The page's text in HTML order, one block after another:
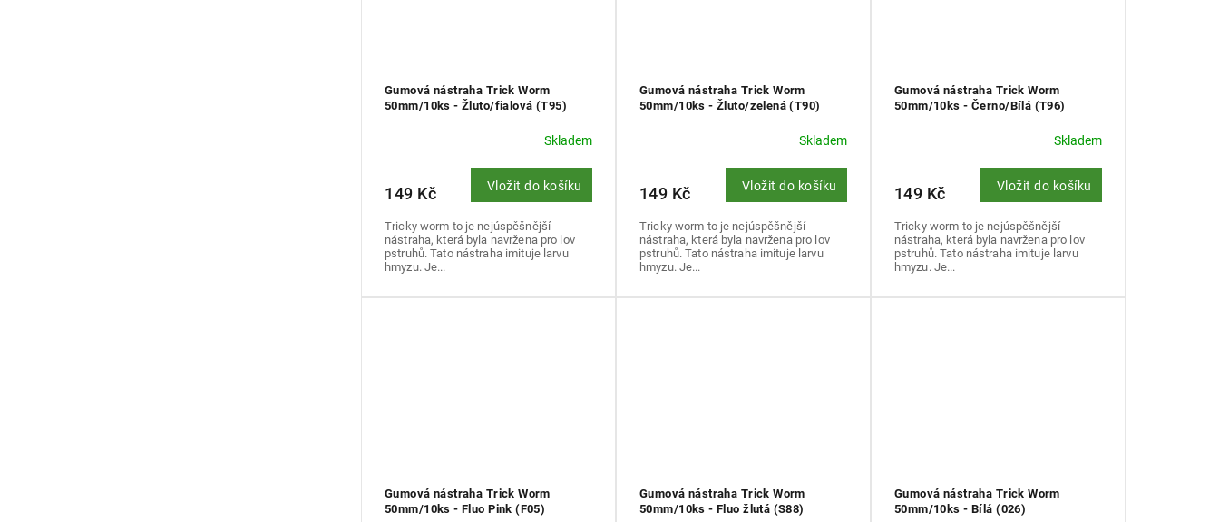
Gumová nástraha Trick Worm
50mm/10ks - Žluto/fialová (T95)
Skladem
149 Kč Vložit do košíku
Tricky worm to je nejúspěšnější
nástraha, která byla navržena pro lov
pstruhů. Tato nástraha imituje larvu
hmyzu. Je...
Gumová nástraha Trick Worm
50mm/10ks - Žluto/zelená (T90)
Skladem
149 Kč Vložit do košíku
Tricky worm to je nejúspěšnější
nástraha, která byla navržena pro lov
pstruhů. Tato nástraha imituje larvu
hmyzu. Je...
Gumová nástraha Trick Worm
50mm/10ks - Černo/Bílá (T96)
Skladem
149 Kč Vložit do košíku
Tricky worm to je nejúspěšnější
nástraha, která byla navržena pro lov
pstruhů. Tato nástraha imituje larvu
hmyzu. Je...
Gumová nástraha Trick Worm
50mm/10ks - Fluo Pink (F05)
Gumová nástraha Trick Worm
50mm/10ks - Fluo žlutá (S88)
Gumová nástraha Trick Worm
50mm/10ks - Bílá (026)